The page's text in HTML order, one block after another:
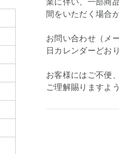
業に伴い、一部商
間をいただく場合
お問い合わせ（メ
日カレンダーどお
お客様にはご不便
ご理解賜りますよ